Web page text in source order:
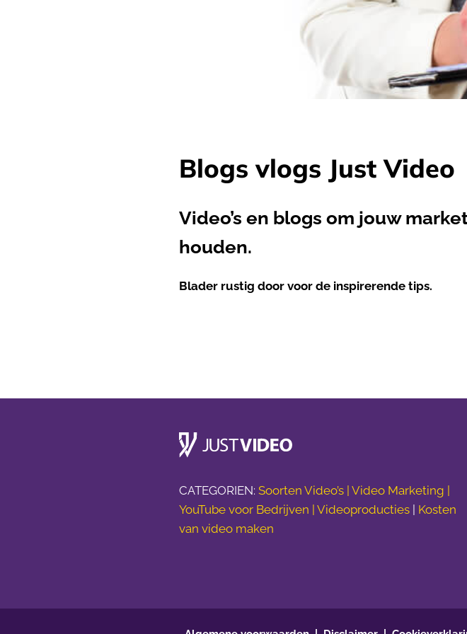
Blogs vlogs Just Video
Video’s en blogs om jouw
houden.
Blader rustig door voor de inspirerende tips.
CATEGORIEN:Soorten Video’s |Video Marketing |
YouTube voor Bedrijven |Videoproducties
Kosten
van video maken